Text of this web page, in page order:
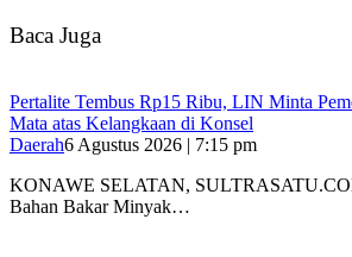
Baca Juga
‎Pertalite Tembus Rp15 Ribu, LIN Minta
Mata atas Kelangkaan di Konsel
Daerah6 Agustus 2026 | 7:15 pm
‎KONAWE SELATAN,
Bahan Bakar Minyak…